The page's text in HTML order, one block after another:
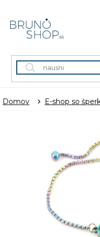
obsah
Domov E-shop so